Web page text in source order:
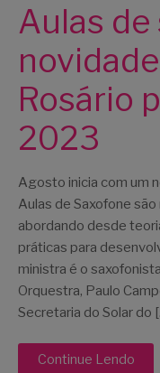
Aulas
Rosário
2023
Agosto inicia com um
Aulas de Saxofone
abordando desde
práticas para
ministra é o
Orquestra, Paulo
Secretaria do Solar do
Continue Lendo